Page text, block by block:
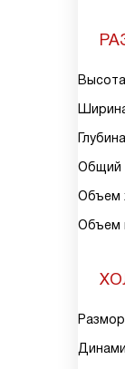
Общий
Объем
Объем